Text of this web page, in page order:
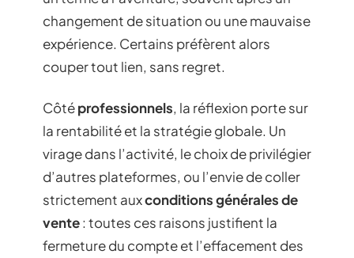
changement de situation ou une mauvaise
expérience. Certains préfèrent alors
couper tout lien, sans regret.
Côtéprofessionnels, la réflexion porte sur
la rentabilité et la stratégie globale. Un
virage dans l’activité, le choix de privilégier
d’autres plateformes, ou l’envie de coller
strictement auxconditions générales de
vente: toutes ces raisons justifient la
fermeture du compte et l’effacement des